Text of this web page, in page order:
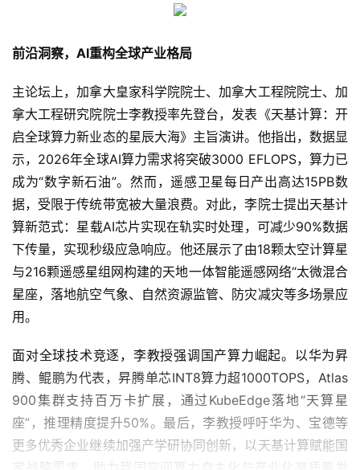
前沿洞察，AI重构全球产业格局
主论坛上，加拿大皇家科学院院士、加拿大工程院院士、加
拿大工程研究院院士李教授率先登台，发表《天基计算：开
启全球算力新业态的星辰大海》主旨演讲。他指出，数据显
示，2026年全球AI算力需求将突破3000 EFLOPS，算力已
成为“数字新石油”。然而，遥感卫星每日产出高达15PB数
据，受限于传统带宽被大量浪费。对此，李院士提出天基计
算新范式：星载AI芯片实现在轨实时处理，可减少90%数据
下传量，实现秒级应急响应。他还展示了由18颗太空计算星
与216颗遥感星组网构建的天地一体智能遥感网络“太微混合
星座，落地航空气象、自然资源监管、防灾减灾等多场景应
用。
面对全球技术竞逐，李教授强调国产算力崛起。以华为昇
腾、鲲鹏为代表，昇腾单芯INT8算力超1000TOPS，Atlas
900集群支持百万卡扩展，通过KubeEdge落地“天算星
座”，推理精度提升50%。最后，李教授呼吁华为、宝德等
更多优秀企业继续加强产学研协同创新，以天基计算赋能国